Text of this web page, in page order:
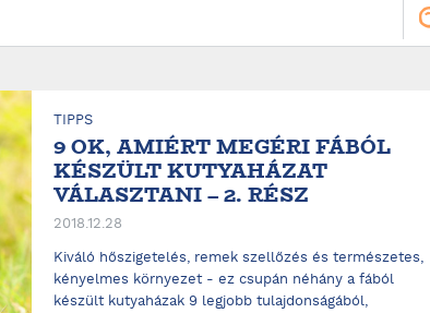
TIPPS
9 OK, AMIÉRT MEGÉRI FÁBÓL
KÉSZÜLT KUTYAHÁZAT
VÁLASZTANI – 2. RÉSZ
2018.12.28
Kiváló hőszigetelés, remek szellőzés és természetes,
kényelmes környezet - ez csupán néhány a fából
készült kutyaházak 9 legjobb tulajdonságából,